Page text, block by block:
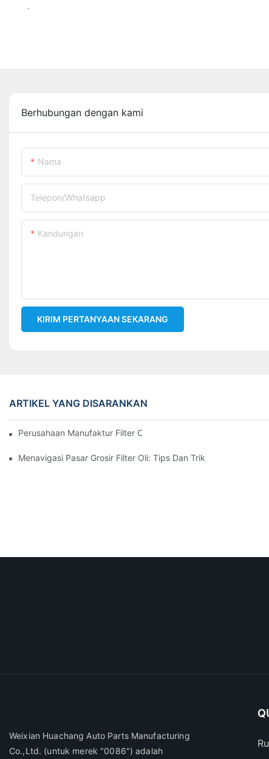
.
Berhubungan dengan kami
Nama
Telepon/whatsapp
Kandungan
KIRIM PERTANYAAN SEKARANG
ARTIKEL YANG DISARANKAN
Perusahaan Manufaktur Filter Oli Teratas: Tinjauan Komprehensif
Menavigasi Pasar Grosir Filter Oli: Tips Dan Trik
Weixian Huachang Auto Parts Manufacturing
Co.,Ltd. (untuk merek "0086") adalah